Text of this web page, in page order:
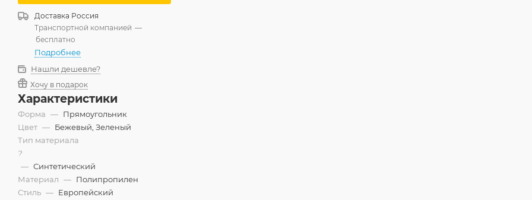
Доставка Россия
Транспортной компанией —
бесплатно
Подробнее
Нашли дешевле?
Хочу в подарок
Характеристики
Форма — Прямоугольник
Цвет — Бежевый, Зеленый
Тип материала
?
— Синтетический
Материал — Полипропилен
Стиль — Европейский